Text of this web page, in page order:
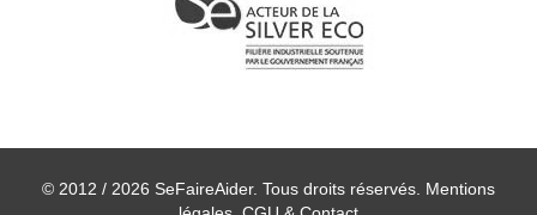
© 2012 / 2026 SeFaireAider. Tous droits réservés. Mentions